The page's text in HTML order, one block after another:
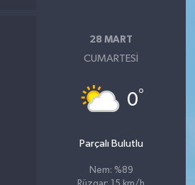
28 MART
CUMARTESI
0°
Parçalı Bulutlu
Nem: %89